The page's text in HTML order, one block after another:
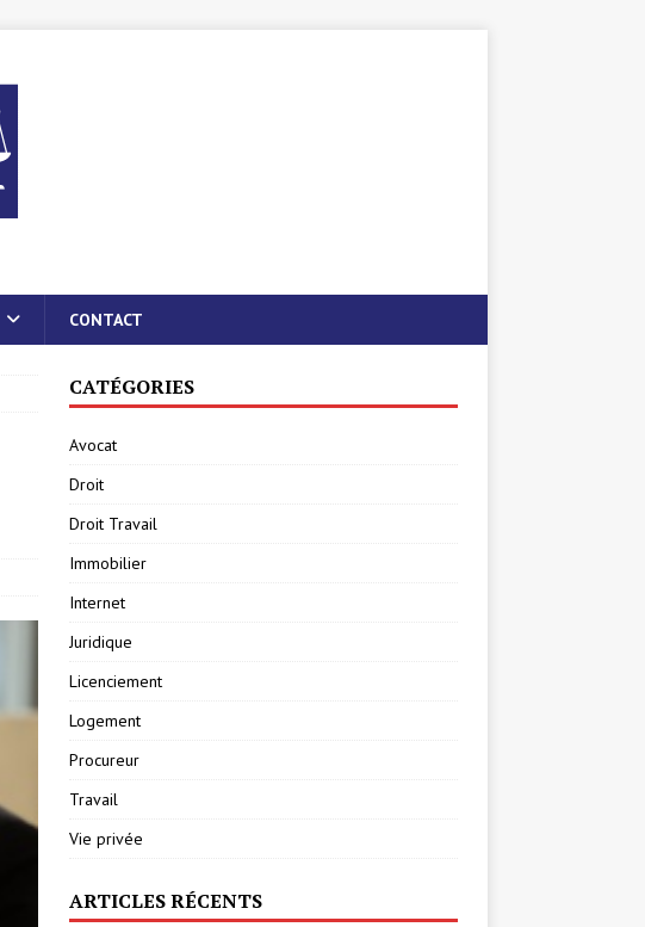
CONTACT
CATÉGORIES
Avocat
Droit
Droit Travail
Immobilier
Internet
Juridique
Licenciement
Logement
Procureur
Travail
Vie privée
ARTICLES RÉCENTS